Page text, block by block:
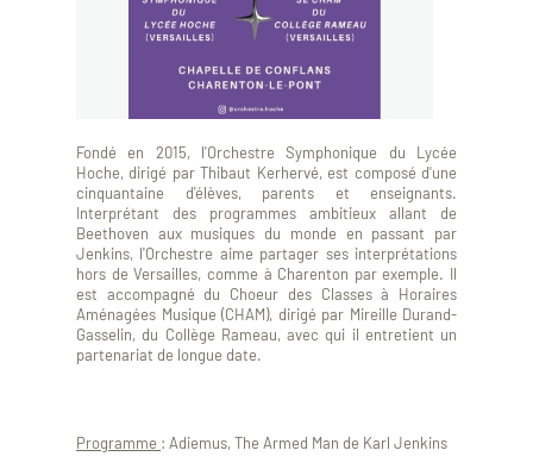
Fondé en 2015, l'Orchestre Symphonique du Lycée
Hoche, dirigé par Thibaut Kerhervé, est composé d'une
cinquantaine d'élèves, parents et enseignants.
Interprétant des programmes ambitieux allant de
Beethoven aux musiques du monde en passant par
Jenkins, l'Orchestre aime partager ses interprétations
hors de Versailles, comme à Charenton par exemple. Il
est accompagné du Choeur des Classes à Horaires
Aménagées Musique (CHAM), dirigé par Mireille Durand-
Gasselin, du Collège Rameau, avec qui il entretient un
partenariat de longue date.
Programme : Adiemus, The Armed Man de Karl Jenkins